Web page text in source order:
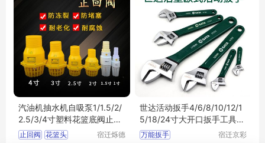
汽油机抽水机自吸泵1/1.5/2/
2.5/3/4寸塑料花篮底阀止回
阀 莲蓬头
止回阀 花篮头
宿迁烁德
世达活动扳手4/6/8/10/12/1
5/18/24寸大开口扳手工具小
活络扳子
万能扳手
宿迁京彩